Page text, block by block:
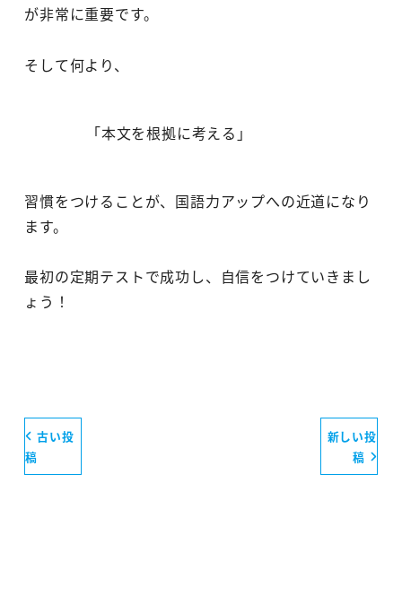
が非常に重要です。
そして何より、
「本文を根拠に考える」
習慣をつけることが、国語力アップへの近道になり
ます。
最初の定期テストで成功し、自信をつけていきまし
ょう！
古い投
稿
新しい投
稿